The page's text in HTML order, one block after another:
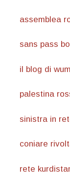
assemblea
sans pass
il blog di
palestina
sinistra in
coniare
rete